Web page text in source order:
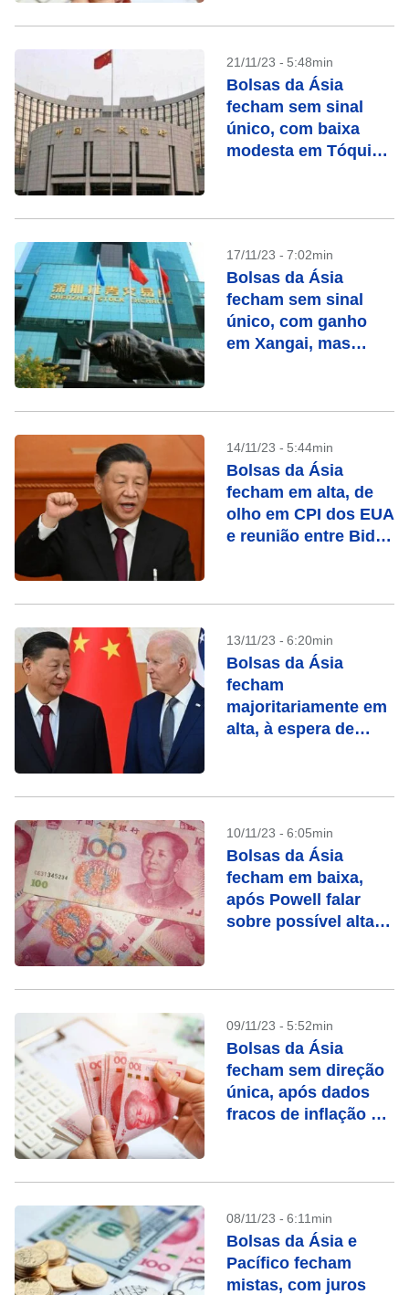
21/11/23 - 5:48min
Bolsas da Ásia
fecham sem sinal
único, com baixa
modesta em Tóquio
17/11/23 - 7:02min
Bolsas da Ásia
fecham sem sinal
único, com ganho
em Xangai, mas
14/11/23 - 5:44min
Bolsas da Ásia
fecham em alta, de
olho em CPI dos EUA
e reunião entre Biden
13/11/23 - 6:20min
Bolsas da Ásia
fecham
majoritariamente em
alta, à espera de
10/11/23 - 6:05min
Bolsas da Ásia
fecham em baixa,
após Powell falar
sobre possível alta
09/11/23 - 5:52min
Bolsas da Ásia
fecham sem direção
única, após dados
fracos de inflação da
08/11/23 - 6:11min
Bolsas da Ásia e
Pacífico fecham
mistas, com juros